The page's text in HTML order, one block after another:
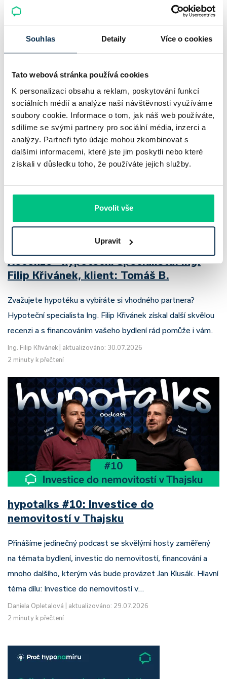
Souhlas Detaily Více o cookies
Tato webová stránka používá cookies
K personalizaci obsahu a reklam, poskytování funkcí
sociálních médií a analýze naší návštěvnosti využíváme
soubory cookie. Informace o tom, jak náš web používáte,
sdílíme se svými partnery pro sociální média, inzerci a
analýzy. Partneři tyto údaje mohou zkombinovat s
dalšími informacemi, které jste jim poskytli nebo které
získali v důsledku toho, že používáte jejich služby.
Povolit vše
Upravit
Komerční banka: pokles zisku
neznamená slabší banku
Komerční banka nabízí docela plastický obrázek dnešního
rostly úvěry a…
Pavel Pohanka|aktualizováno: 31.07.2026
Recenze - hypoteční specialista: Ing.
Filip Křivánek, klient: Tomáš B.
Zvažujete hypotéku a vybíráte si vhodného partnera?
Hypoteční specialista Ing. Filip Křivánek získal další skvělou
recenzi a s financováním vašeho bydlení rád pomůže i vám.
Ing. Filip Křivánek
aktualizováno: 30.07.2026
2 minuty k přečtení
hypotalks #10: Investice do
nemovitostí v Thajsku
Přinášíme jedinečný podcast se skvělými hosty zaměřený
na témata bydlení, investic do nemovitostí, financování a
mnoho dalšího, kterým vás bude provázet Jan Klusák. Hlavní
téma dílu: Investice do nemovitostí v…
Daniela Opletalová
aktualizováno: 29.07.2026
2 minuty k přečtení